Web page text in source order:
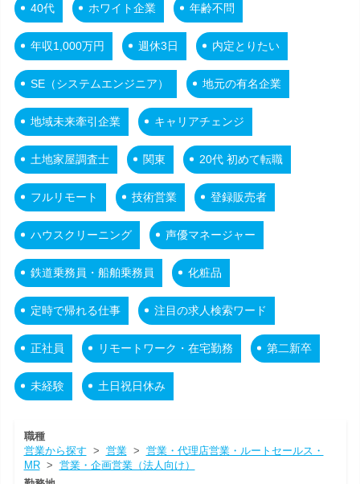
40代 ホワイト企業 年齢不問
年収1,000万円 週休3日 内定とりたい
SE（システムエンジニア） 地元の有名企業
地域未来牽引企業 キャリアチェンジ
土地家屋調査士 関東 20代 初めて転職
フルリモート 技術営業 登録販売者
ハウスクリーニング 声優マネージャー
鉄道乗務員・船舶乗務員 化粧品
定時で帰れる仕事 注目の求人検索ワード
正社員 リモートワーク・在宅勤務 第二新卒
未経験 土日祝日休み
職種
営業から探す > 営業> 営業・代理店営業・ルートセールス・
MR> 営業・企画営業（法人向け）